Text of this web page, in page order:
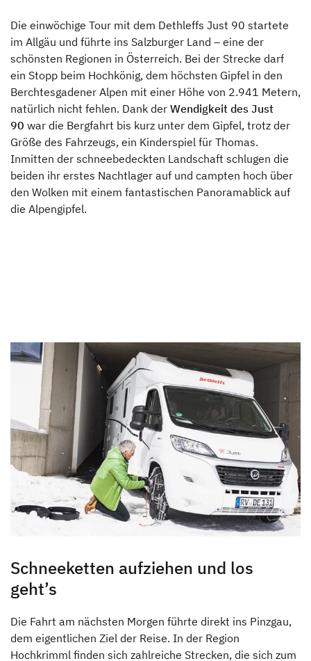
Sicher und smart unterwegs: praktisches Zubehör
für einen sicheren Campingurlaub
Mit dem Wohnmobil ins Paradies: Roadtrip nach
Sardinien -Teil 1
Fahrzeuge
How to Videos
Die einwöchige Tour mit dem Dethleffs Just 90 startete
im Allgäu und führte ins Salzburger Land – eine der
schönsten Regionen in Österreich. Bei der Strecke darf
ein Stopp beim Hochkönig, dem höchsten Gipfel in den
Berchtesgadener Alpen mit einer Höhe von 2.941 Metern,
natürlich nicht fehlen. Dank der Wendigkeit des Just
90 war die Bergfahrt bis kurz unter dem Gipfel, trotz der
Größe des Fahrzeugs, ein Kinderspiel für Thomas.
Inmitten der schneebedeckten Landschaft schlugen die
beiden ihr erstes Nachtlager auf und campten hoch über
den Wolken mit einem fantastischen Panoramablick auf
die Alpengipfel.
Schneeketten aufziehen und los
geht’s
Die Fahrt am nächsten Morgen führte direkt ins Pinzgau,
dem eigentlichen Ziel der Reise. In der Region
Hochkrimml finden sich zahlreiche Strecken, die sich zum